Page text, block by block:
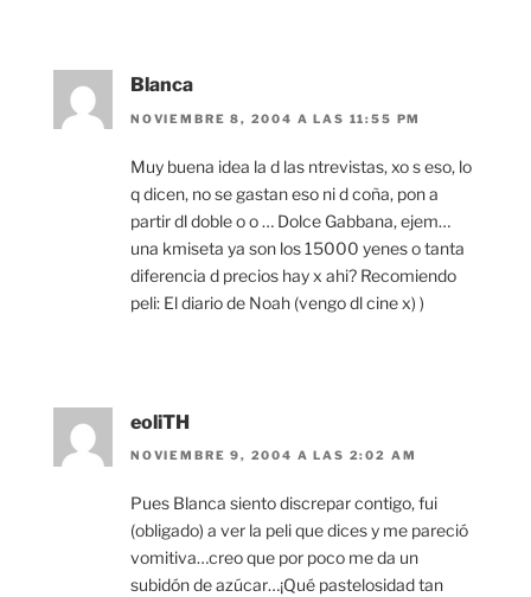
Blanca
NOVIEMBRE 8, 2004 A LAS 11:55 PM
Muy buena idea la d las ntrevistas, xo s eso, lo
q dicen, no se gastan eso ni d coña, pon a
partir dl doble o o … Dolce Gabbana, ejem…
una kmiseta ya son los 15000 yenes o tanta
diferencia d precios hay x ahi? Recomiendo
peli: El diario de Noah (vengo dl cine x) )
eoliTH
NOVIEMBRE 9, 2004 A LAS 2:02 AM
Pues Blanca siento discrepar contigo, fui
(obligado) a ver la peli que dices y me pareció
vomitiva…creo que por poco me da un
subidón de azúcar…¡Qué pastelosidad tan